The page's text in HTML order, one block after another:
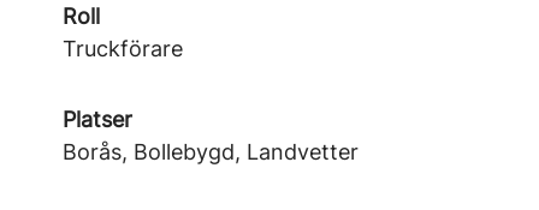
Roll
Truckförare
Platser
Borås, Bollebygd, Landvetter